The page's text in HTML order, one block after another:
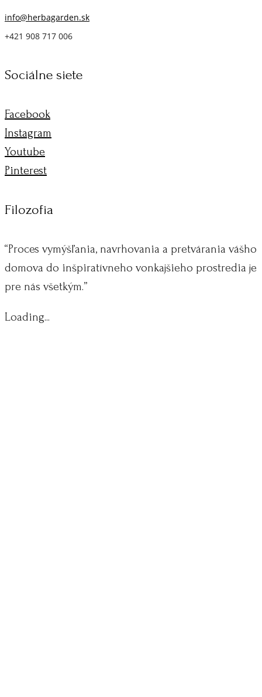
info@herbagarden.sk
+421 908 717 006
Sociálne siete
Facebook
Instagram
Youtube
Pinterest
Filozofia
“Proces vymýšľania, navrhovania a pretvárania vášho
domova do inšpiratívneho vonkajšieho prostredia je
pre nás všetkým.”
Loading...